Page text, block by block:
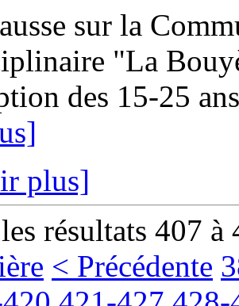
sur la
"La
des 15-25
plus]
résultats 407 à
< Précédente